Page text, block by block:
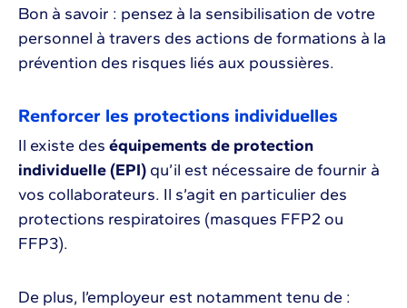
Bon à savoir : pensez à la sensibilisation de votre
personnel à travers des actions de formations à la
prévention des risques liés aux poussières.
Renforcer les protections individuelles
Il existe des équipements de protection
individuelle (EPI) qu’il est nécessaire de fournir à
vos collaborateurs. Il s’agit en particulier des
protections respiratoires (masques FFP2 ou
FFP3).
De plus, l’employeur est notamment tenu de :